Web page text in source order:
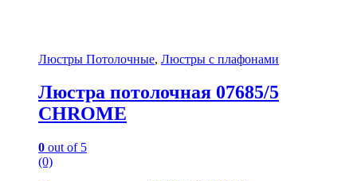
Люстры Потолочные, Люстры с плафонами
Люстра потолочная 07685/5
CHROME
0 out of 5
(0)